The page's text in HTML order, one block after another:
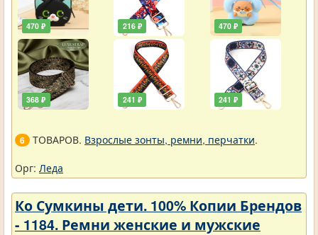
470 ₽
368 ₽
216 ₽
241 ₽
470 ₽
241 ₽
6 ТОВАРОВ. Взрослые зонты, ремни, перчатки.
Орг: Леда
Ко Сумкины дети. 100% Копии Брендов
- 1184. Ремни женские и мужские